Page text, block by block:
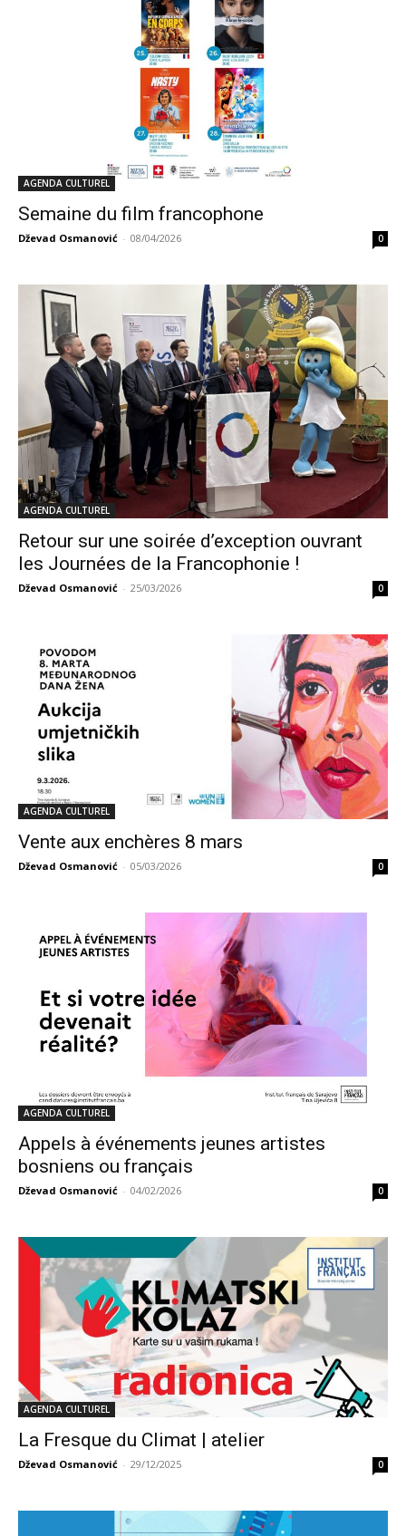
AGENDA CULTUREL
Semaine du film francophone
Dževad Osmanović - 08/04/2026 0
AGENDA CULTUREL
Retour sur une soirée d’exception ouvrant
les Journées de la Francophonie !
Dževad Osmanović - 25/03/2026 0
AGENDA CULTUREL
Vente aux enchères 8 mars
Dževad Osmanović - 05/03/2026 0
AGENDA CULTUREL
Appels à événements jeunes artistes
bosniens ou français
Dževad Osmanović - 04/02/2026 0
AGENDA CULTUREL
La Fresque du Climat | atelier
Dževad Osmanović - 29/12/2025 0